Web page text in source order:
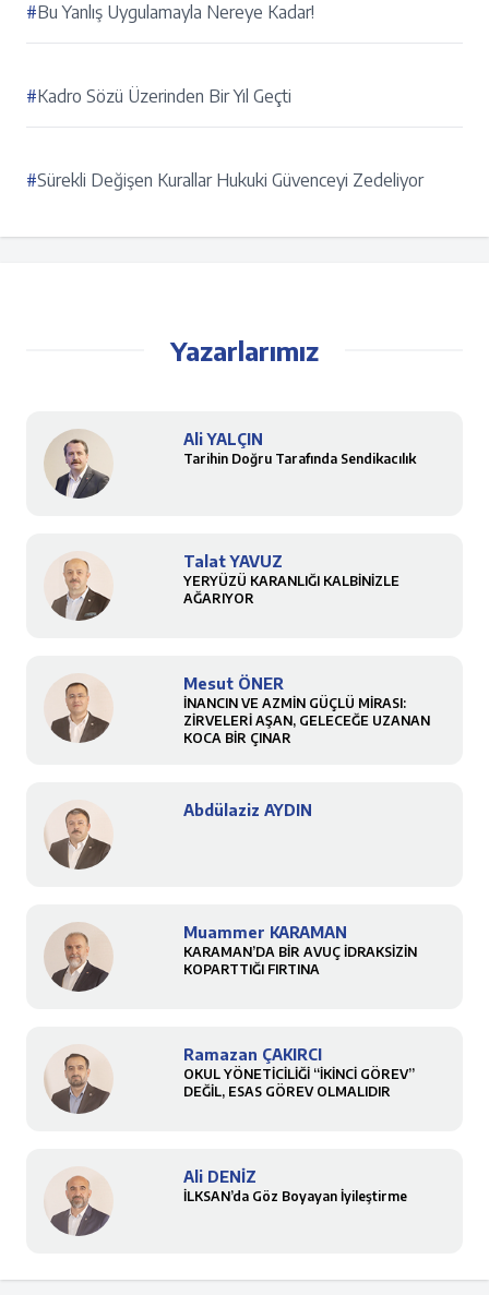
#Bu Yanlış Uygulamayla Nereye Kadar!
#Kadro Sözü Üzerinden Bir Yıl Geçti
#Sürekli Değişen Kurallar Hukuki Güvenceyi Zedeliyor
Yazarlarımız
Ali YALÇIN
Tarihin Doğru Tarafında Sendikacılık
Talat YAVUZ
YERYÜZÜ KARANLIĞI KALBİNİZLE
AĞARIYOR
Mesut ÖNER
İNANCIN VE AZMİN GÜÇLÜ MİRASI:
ZİRVELERİ AŞAN, GELECEĞE UZANAN
KOCA BİR ÇINAR
Abdülaziz AYDIN
Muammer KARAMAN
KARAMAN’DA BİR AVUÇ İDRAKSİZİN
KOPARTTIĞI FIRTINA
Ramazan ÇAKIRCI
OKUL YÖNETİCİLİĞİ “İKİNCİ GÖREV”
DEĞİL, ESAS GÖREV OLMALIDIR
Ali DENİZ
İLKSAN’da Göz Boyayan İyileştirme